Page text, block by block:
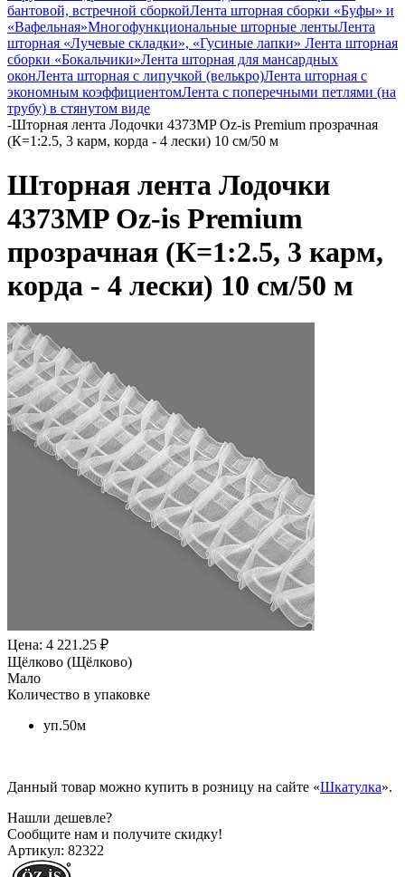
бантовой, встречной сборкойЛента шторная сборки «Буфы» и
«Вафельная»Многофункциональные шторные лентыЛента
шторная «Лучевые складки», «Гусиные лапки» Лента шторная
сборки «Бокальчики»Лента шторная для мансардных
оконЛента шторная с липучкой (велькро)Лента шторная с
экономным коэффициентомЛента с поперечными петлями (на
трубу) в стянутом виде
-Шторная лента Лодочки 4373MP Oz-is Premium прозрачная
(К=1:2.5, 3 карм, корда - 4 лески) 10 см/50 м
Шторная лента Лодочки
4373MP Oz-is Premium
прозрачная (К=1:2.5, 3 карм,
корда - 4 лески) 10 см/50 м
Цена: 4 221.25 ₽
Щёлково (Щёлково)
Мало
Количество в упаковке
уп.50м
Данный товар можно купить в розницу на сайте «Шкатулка».
Нашли дешевле?
Сообщите нам и получите скидку!
Артикул: 82322